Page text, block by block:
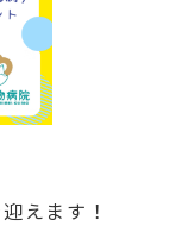
えます！